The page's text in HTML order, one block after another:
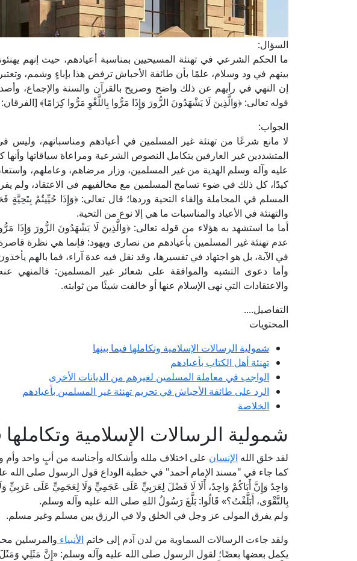
السؤال:
ما الحكم الشرعي في تهنئة المسيحيين بمناسبة أعيادهم، حيث إنهم
بينهم في ود وسلام، علمًا بأن طائفة الأحباش ترفض هذا بإباءٍ وشمم،
إن النهي في رأيهم عن ذلك واضح وصريح بالقرآن والسنة والإجماع،
قوله تعالى: ﴿وَالَّذِينَ لَا يَشْهَدُونَ الزُّورَ وَإِذَا مَرُّوا بِاللَّغْوِ مَرُّوا كِرَامًا﴾ [الفرقان: 72]؟
الجواب:
لا مانع شرعًا من تهنئة غير المسلمين في أعيادهم ومناسباتهم،
المتشددين غير العارفين بتكامل النصوص الشرعية ومراعاة سياقاتها وأنها
عليه وآله وسلم الهدية من غير المسلمين، وزار مرضاهم، وعاملهم،
كيدًا، كل ذلك في ضوء تسامح المسلمين مع مخالفيهم في الاعتقاد، ولم
والتهنئة في الأعياد والمناسبات ما هي إلا نوع من التحية.
عدم تهنئة غير المسلمين بأعيادهم من نصارى ويهود: فإنما هي نظرة
في الآية، بل هو اجتهاد في تفسيرها، وقد نقل فيه عدة آراء، فما بالهم
وأما دعوى التشبه والموافقة على شعائر غير المسلمين: فالمنهي
والاعتقادات التي نهى الإسلام عنها أو خالفت شيئًا من ثوابته.
التفاصيل....
المحتويات
شمولية الرسالات الإسلامية وتكاملها فيما بينها
تهنئة أهل الكتاب بأعيادهم
الواجب في معاملة المسلمين لغيرهم من الديانات الأخرى
الرد على طائفة الأحباش في تحريم تهنئة غير المسلمين بأعيادهم
الخلاصة
شمولية الرسالات الإسلامية وتكاملها
لقد خلق الله الإنسان على اختلاف ملله وأشكاله وأجناسه من أبٍ واحد وأم
كما جاء في "مسند الإمام أحمد" في خطبة الوداع قول الرسول صلى الله
وَاحِدٌ وَإِنَّ أَبَاكُمْ وَاحِدٌ، أَلَا لَا فَضْلَ لِعَرَبِيٍّ عَلَى عَجَمِيٍّ وَلَا لِعَجَمِيٍّ عَلَى عَرَبِيٍّ
بِالتَّقْوَى، أَبَلَّغْتُ؟» قَالُوا: بَلَّغَ رَسُولُ اللهِ صلى الله عليه وآله وسلم.
ولم يفرق المولى عز وجل في الخلق ولا في الرزق بين مسلم وغير مسلم.
ولقد جاءت الرسالات السماوية من لدن آدم إلى خاتم الأنبياء والمرسلين
يكمل بعضها بعضًا؛ لقول الرسول صلى الله عليه وآله وسلم: «إِنَّ مَثَلِي وَمَثَلَ